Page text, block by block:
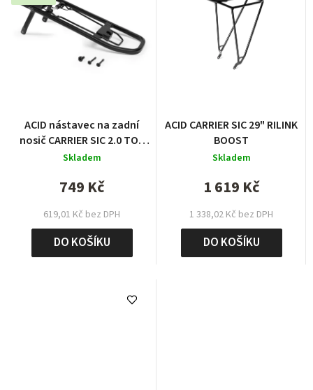
ACID nástavec na zadní
nosič CARRIER SIC 2.0 TOP
TRAIL 2025
Skladem
619,01 Kč bez DPH
749 Kč
DO KOŠÍKU
ACID CARRIER SIC 29" RILINK
BOOST
Skladem
1 338,02 Kč bez DPH
1 619 Kč
DO KOŠÍKU